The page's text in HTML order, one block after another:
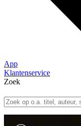
App
Klantenservice
Zoek